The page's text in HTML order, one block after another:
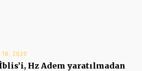
18, 2020
Hz Adem yaratılmadan